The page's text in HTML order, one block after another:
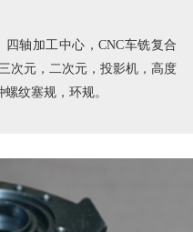
轴加工中心，CNC车铣复合
次元，二次元，投影机，高度
纹塞规，环规。